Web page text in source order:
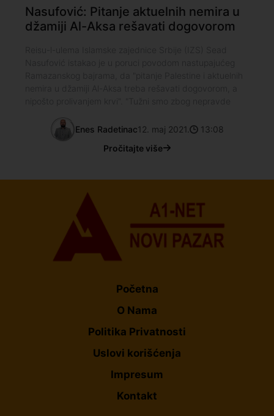
Nasufović: Pitanje aktuelnih nemira u
džamiji Al-Aksa rešavati dogovorom
Enes Radetinac12. maj 2021.
13:08
Pročitajte više
Početna
O Nama
Politika Privatnosti
Uslovi korišćenja
Impresum
Kontakt